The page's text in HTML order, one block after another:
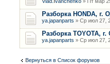
Разборка HONDA, г.
ya.japanparts » Ср июл 27,
Разборка TOYOTA,
ya.japanparts » Ср июл 27,
Вернуться в Список форумов